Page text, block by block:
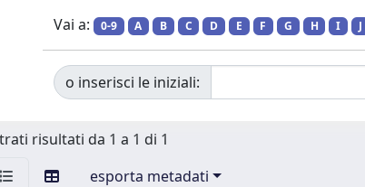
Vai a: 0-9 A B C D E F G H I J
o inserisci le iniziali:
risultati da 1 a 1 di 1
esporta metadati